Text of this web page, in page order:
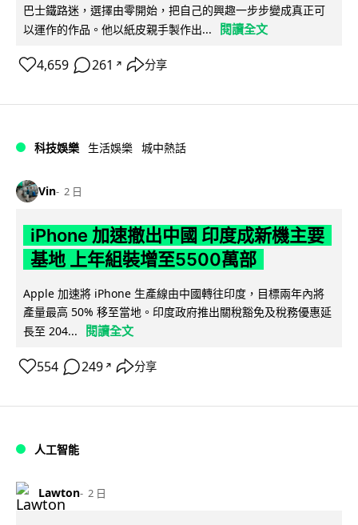
巴士鐵路迷，選擇由零開始，把自己的興趣一步步變成真正可
以運作的作品。他以紙皮親手製作出...
閱讀全文
4,659 261 ↗ 分享
科技娛樂 生活娛樂 城中熱話
Vin 2 日
iPhone 加速撤出中國 印度成新機主要
基地 上年組裝增至5500萬部
Apple 加速將 iPhone 生產線由中國轉往印度，目標兩年內將
產量最高 50% 移至當地。印度政府推出關稅豁免及稅務優惠延
長至 204...
閱讀全文
554 249 ↗ 分享
人工智能
Lawton 2 日